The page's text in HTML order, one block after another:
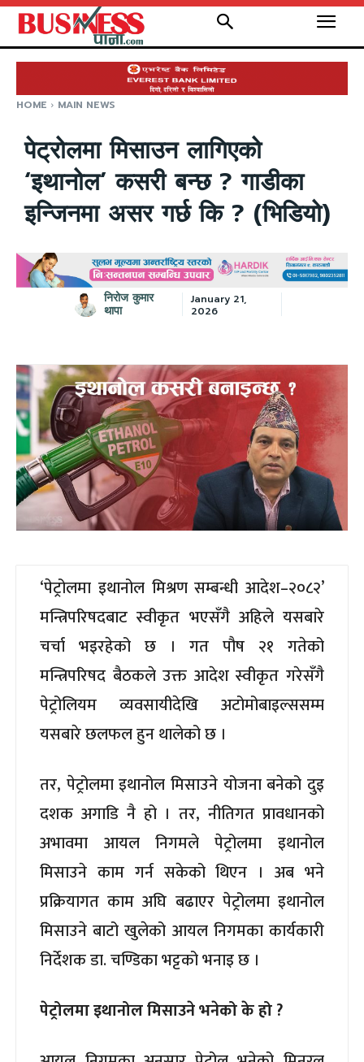
HOME MAIN NEWS
पेट्रोलमा मिसाउन लागिएको
‘इथानोल’ कसरी बन्छ ? गाडीका
इन्जिनमा असर गर्छ कि ? (भिडियो)
निरोज कुमार
थापा
January 21,
2026
‘पेट्रोलमा इथानोल मिश्रण सम्बन्धी आदेश–२०८२’
मन्त्रिपरिषदबाट स्वीकृत भएसँगै अहिले यसबारे
चर्चा भइरहेको छ । गत पौष २१ गतेको
मन्त्रिपरिषद बैठकले उक्त आदेश स्वीकृत गरेसँगै
पेट्रोलियम व्यवसायीदेखि अटोमोबाइल्ससम्म
यसबारे छलफल हुन थालेको छ ।
तर, पेट्रोलमा इथानोल मिसाउने योजना बनेको दुइ
दशक अगाडि नै हो । तर, नीतिगत प्रावधानको
अभावमा आयल निगमले पेट्रोलमा इथानोल
मिसाउने काम गर्न सकेको थिएन । अब भने
प्रक्रियागत काम अघि बढाएर पेट्रोलमा इथानोल
मिसाउने बाटो खुलेको आयल निगमका कार्यकारी
निर्देशक डा. चण्डिका भट्टको भनाइ छ ।
पेट्रोलमा इथानोल मिसाउने भनेको के हो ?